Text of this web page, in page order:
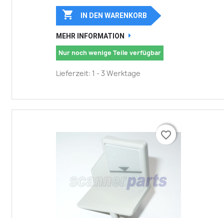
 IN DEN WARENKORB
MEHR INFORMATION
Nur noch wenige Teile verfügbar
Lieferzeit: 1 - 3 Werktage
favorite_border
favorite_border